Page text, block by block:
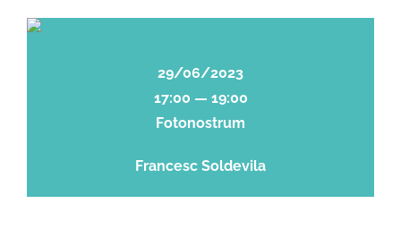
29/06/2023
17:00 — 19:00
Fotonostrum
Francesc Soldevila